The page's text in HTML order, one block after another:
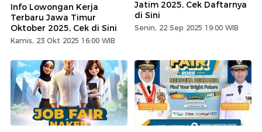
Info Lowongan Kerja
Terbaru Jawa Timur
Oktober 2025, Cek di Sini
Kamis, 23 Okt 2025 16:00 WIB
Jatim 2025, Cek Daftarnya
di Sini
Senin, 22 Sep 2025 19:00 WIB